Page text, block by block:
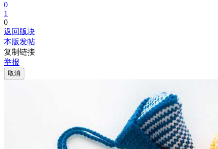
0
1
0
返回版块
本版发帖
复制链接
举报
取消